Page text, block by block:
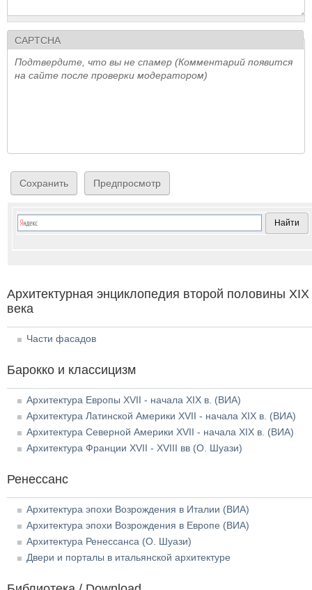
CAPTCHA
Подтвердите, что вы не спамер (Комментарий появится
на сайте после проверки модератором)
Архитектурная энциклопедия второй половины XIX
века
Части фасадов
Барокко и классицизм
Архитектура Европы XVII - начала XIX в. (ВИА)
Архитектура Латинской Америки XVII - начала XIX в. (ВИА)
Архитектура Северной Америки XVII - начала XIX в. (ВИА)
Архитектура Франции XVII - XVIII вв (О. Шуази)
Ренессанс
Архитектура эпохи Возрождения в Италии (ВИА)
Архитектура эпохи Возрождения в Европе (ВИА)
Архитектура Ренессанса (О. Шуази)
Двери и порталы в итальянской архитектуре